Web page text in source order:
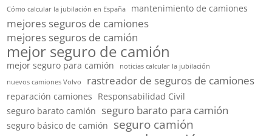
Cómo calcular la jubilación en España mantenimiento de camiones
mejores seguros de camiones
mejores seguros de camión
mejor seguro de camión
mejor seguro para camión
noticias calcular la jubilación
nuevos camiones Volvo
rastreador de seguros de camiones
reparación camiones Responsabilidad Civil
seguro barato camión seguro barato para camión
seguro básico de camión seguro camión